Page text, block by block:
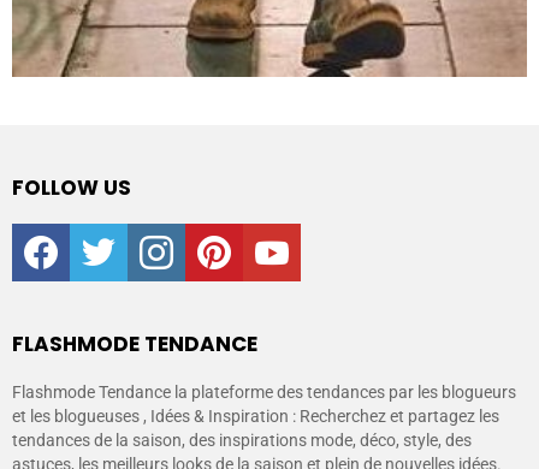
FOLLOW US
facebooktwitter instagrampinterestyoutube
FLASHMODE TENDANCE
Flashmode Tendance la plateforme des tendances par les blogueurs
et les blogueuses , Idées & Inspiration : Recherchez et partagez les
tendances de la saison, des inspirations mode, déco, style, des
astuces, les meilleurs looks de la saison et plein de nouvelles idées.